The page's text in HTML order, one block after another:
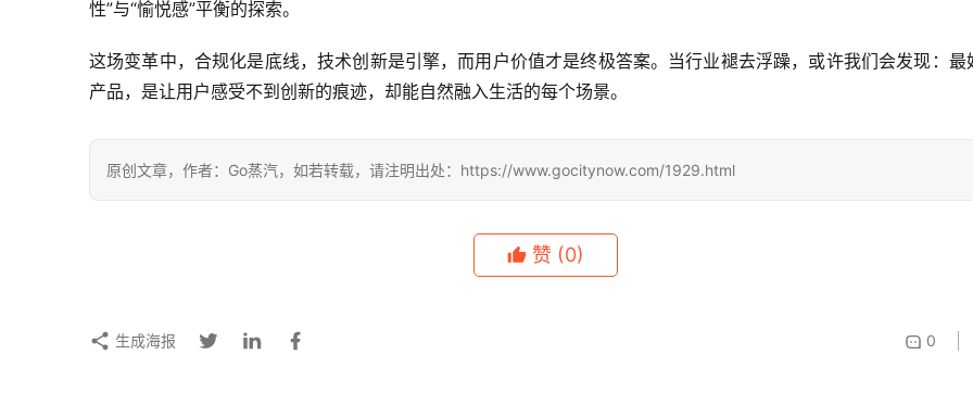
性”与“愉悦感”平衡的探索。
这场变革中，合规化是底线，技术创新是引擎，而用户价值才是终极答案。当行业褪去浮躁，或许我们会发现：最
产品，是让用户感受不到创新的痕迹，却能自然融入生活的每个场景。
原创文章，作者：Go蒸汽，如若转载，请注明出处：https://www.gocitynow.com/1929.html
赞 (0)
0
生成海报